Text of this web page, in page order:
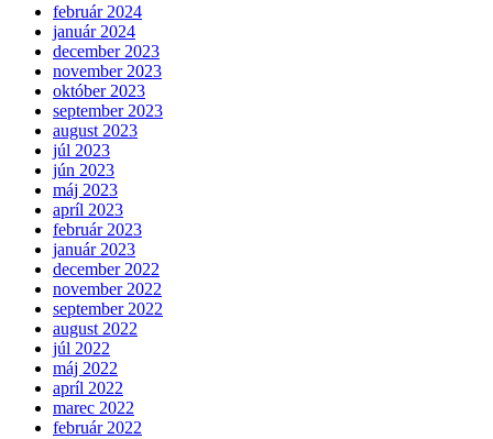
február 2024
január 2024
december 2023
november 2023
október 2023
september 2023
august 2023
júl 2023
jún 2023
máj 2023
apríl 2023
február 2023
január 2023
december 2022
november 2022
september 2022
august 2022
júl 2022
máj 2022
apríl 2022
marec 2022
február 2022